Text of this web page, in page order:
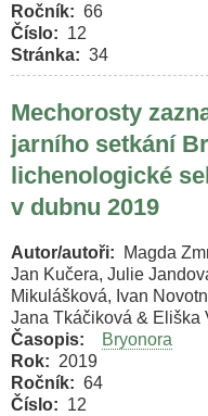
Ročník
66
Číslo
12
Stránka
34
Mechorosty
jarního setkání
lichenologické
v dubnu 2019
Autor/autoři
Magda
Jan Kučera, Julie
Mikulášková, Ivan
Jana Tkáčiková & Eliška
Časopis
Bryonora
Rok
2019
Ročník
64
Číslo
12